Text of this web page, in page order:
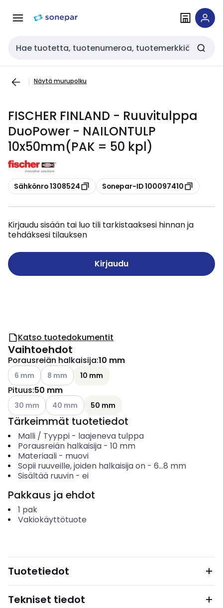
navigointiinsisältöön
Haku
Näytä murupolku
FISCHER FINLAND - Ruuvitulppa
DuoPower - NAILONTULP
10x50mm(PAK = 50 kpl)
Kopioi
Sähkönro 1308524 Kopioi
Sonepar-ID 100097410
Kirjaudu sisään tai luo tili tarkistaaksesi hinnan ja
tehdäksesi tilauksen
Kirjaudu
Katso tuotedokumentit
Vaihtoehdot
Porausreiän halkaisija:10 mm
Katso käytettävissä olevat vaihtoehdot
6 mm Katso käytettävissä olevat vaihtoehdot
8 mm 10 mm
Pituus:50 mm
Katso käytettävissä olevat vaihtoehdot
30 mm Katso käytettävissä olevat vaihtoehdot
40 mm 50 mm
Tärkeimmät tuotetiedot
Malli / Tyyppi- laajeneva tulppa
Porausreiän halkaisija- 10 mm
Materiaali- muovi
Sopii ruuveille, joiden halkaisija on- 6...8 mm
Sisältää ruuvin- ei
Pakkaus ja ehdot
1 pak
Vakiokäyttötuote
Tuotetiedot
Tekniset tiedot